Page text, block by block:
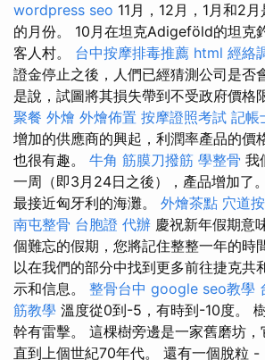
wordpress seo 11月，12月，1月和2
的月份。 10月在坦克Adigeföld的坦克
客人村。 台中按摩排毒推薦 html 經絡
證金停止之後，人們已經猜測公司是否
是說，試圖將其損失帶到不受政府價格
聚餐 外燴 外燴佈置 按摩證照考試 記帳
增加的供應商的興起，利潤率產品的價
也很有趣。 牛角 筋膜刀撥筋 學整骨 我
一周（即3月24日之後），產品增加了
最接近匈牙利的海灘。 外燴茶點 穴道
南屯整骨 台胞證 代辦 慶祝新年假期意
個難忘的假期，您將記住整整一年的時
以在我們的部分中找到更多前往捷克共
示和信息。 整骨台中 google seo教學
筋教學 溫度從0到-5，有時到-10度。
幹有雷擊。 這棵樹旁邊是一家舊磨坊，
直到上個世紀70年代。 還有一個脫粒 -